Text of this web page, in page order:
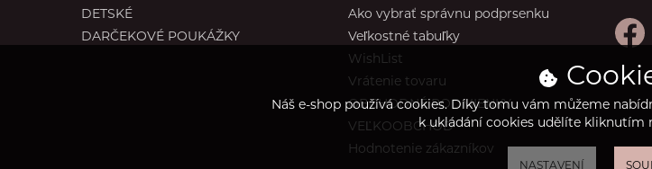
DETSKÉ
DARČEKOVÉ POUKÁŽKY
Ako vybrať správnu podprsenku
Veľkostné tabuľky
WishList
Vrátenie tovaru
OBCHODNÉ PODMIENKY
VEĽKOOBCHOD
Hodnotenie zákazníkov
Náš e-shop používá cookies. Díky tomu vám můžeme
k ukládání cookies udělíte kliknutím
NASTAVENÍ